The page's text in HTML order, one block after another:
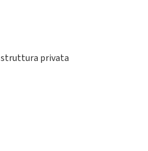
struttura privata